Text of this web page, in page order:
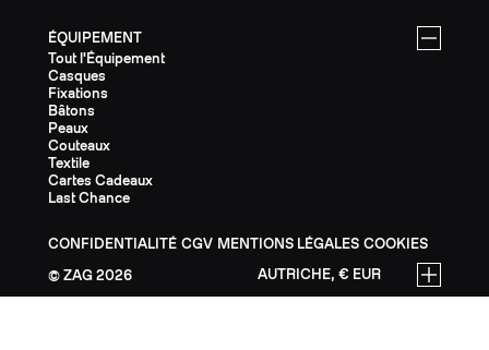
ÉQUIPEMENT
Tout l'Équipement
Casques
Fixations
Bâtons
Peaux
Couteaux
Textile
Cartes Cadeaux
Last Chance
CONFIDENTIALITÉ CGV MENTIONS LÉGALES COOKIES
ZAG 2026 AUTRICHE, € EUR